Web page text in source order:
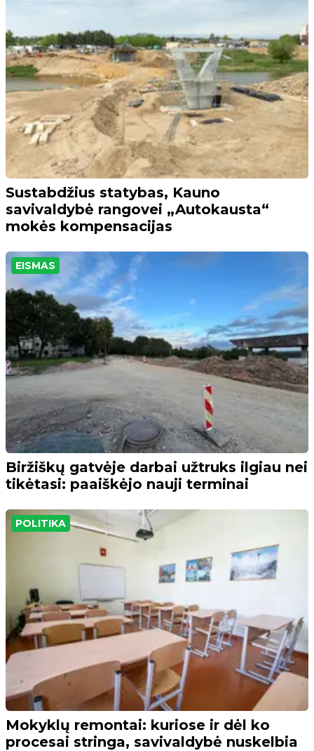
Sustabdžius statybas, Kauno
savivaldybė rangovei „Autokausta“
mokės kompensacijas
EISMAS
Biržiškų gatvėje darbai užtruks ilgiau nei
tikėtasi: paaiškėjo nauji terminai
POLITIKA
Mokyklų remontai: kuriose ir dėl ko
procesai stringa, savivaldybė nuskelbia